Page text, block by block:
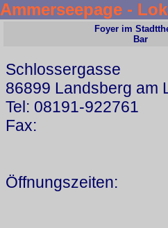
Ammerseepage -
Foyer im
Bar
Schlossergasse
86899 Landsberg am
Tel: 08191-922761
Fax:
Öffnungszeiten: